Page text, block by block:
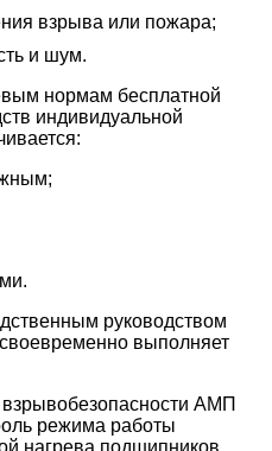
взрыва или пожара;
и шум.
нормам бесплатной
индивидуальной
руководством
выполняет
АМП
режима работы
нагрева подшипников,